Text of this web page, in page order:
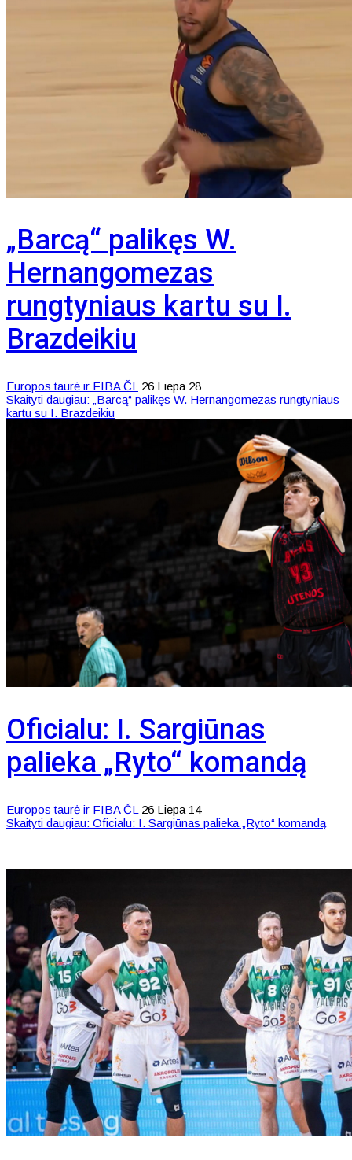
„Barcą“ palikęs W.
Hernangomezas
rungtyniaus kartu su I.
Brazdeikiu
Europos taurė ir FIBA ČL 26 Liepa 28
Skaityti daugiau: „Barcą“ palikęs W. Hernangomezas rungtyniaus
kartu su I. Brazdeikiu
Oficialu: I. Sargiūnas
palieka „Ryto“ komandą
Europos taurė ir FIBA ČL 26 Liepa 14
Skaityti daugiau: Oficialu: I. Sargiūnas palieka „Ryto“ komandą